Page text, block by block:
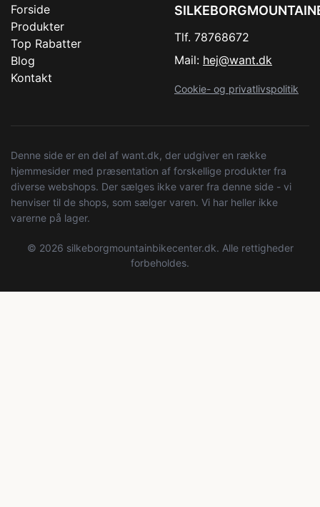
Forside
Produkter
Top Rabatter
Blog
Kontakt
Tlf. 78768672
Mail: hej@want.dk
Cookie- og privatlivspolitik
Denne side er en del af want.dk, der udgiver en række
hjemmesider med præsentation af forskellige produkter fra
diverse webshops. Der sælges ikke varer fra denne side - vi
henviser til de shops, som sælger varen. Vi har heller ikke
varerne på lager.
© 2026 silkeborgmountainbikecenter.dk. Alle rettigheder
forbeholdes.